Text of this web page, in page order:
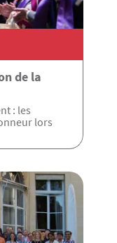
de la
: les
lors